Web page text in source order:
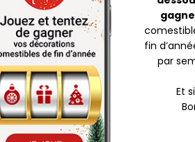
fin
par
Et